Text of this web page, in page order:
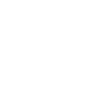
プロモーション動画
の安全性を証明し
ているインクもア
いう徹底ぶり。